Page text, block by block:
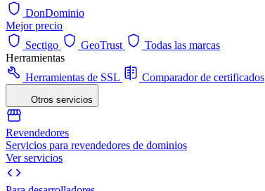
DonDominio
Mejor precio
Sectigo
GeoTrust
Todas las marcas
Herramientas
Herramientas de SSL
Comparador de certificados
Otros servicios
Revendedores
Servicios para revendedores de dominios
Ver servicios